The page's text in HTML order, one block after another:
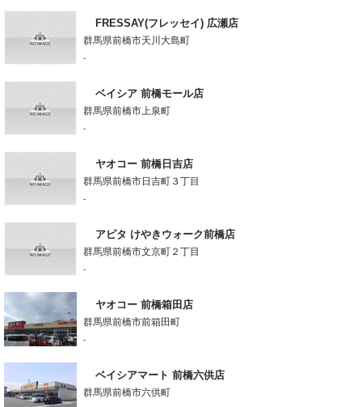
FRESSAY(フレッセイ) 広瀬店
群馬県前橋市天川大島町
-
ベイシア 前橋モール店
群馬県前橋市上泉町
-
ヤオコー 前橋日吉店
群馬県前橋市日吉町３丁目
-
アピタ けやきウォーク前橋店
群馬県前橋市文京町２丁目
-
ヤオコー 前橋箱田店
群馬県前橋市前箱田町
-
ベイシアマート 前橋六供店
群馬県前橋市六供町